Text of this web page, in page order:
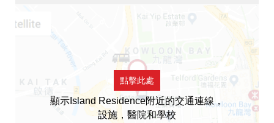
點擊此處
顯示Island Residence附近的交通連線，
設施，醫院和學校